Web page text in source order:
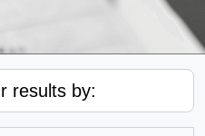
results by: